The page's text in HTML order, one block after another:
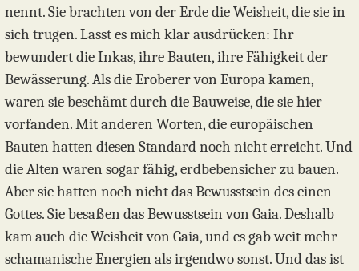
nennt. Sie brachten von der Erde die Weisheit, die sie in
sich trugen. Lasst es mich klar ausdrücken: Ihr
bewundert die Inkas, ihre Bauten, ihre Fähigkeit der
Bewässerung. Als die Eroberer von Europa kamen,
waren sie beschämt durch die Bauweise, die sie hier
vorfanden. Mit anderen Worten, die europäischen
Bauten hatten diesen Standard noch nicht erreicht. Und
die Alten waren sogar fähig, erdbebensicher zu bauen.
Aber sie hatten noch nicht das Bewusstsein des einen
Gottes. Sie besaßen das Bewusstsein von Gaia. Deshalb
kam auch die Weisheit von Gaia, und es gab weit mehr
schamanische Energien als irgendwo sonst. Und das ist